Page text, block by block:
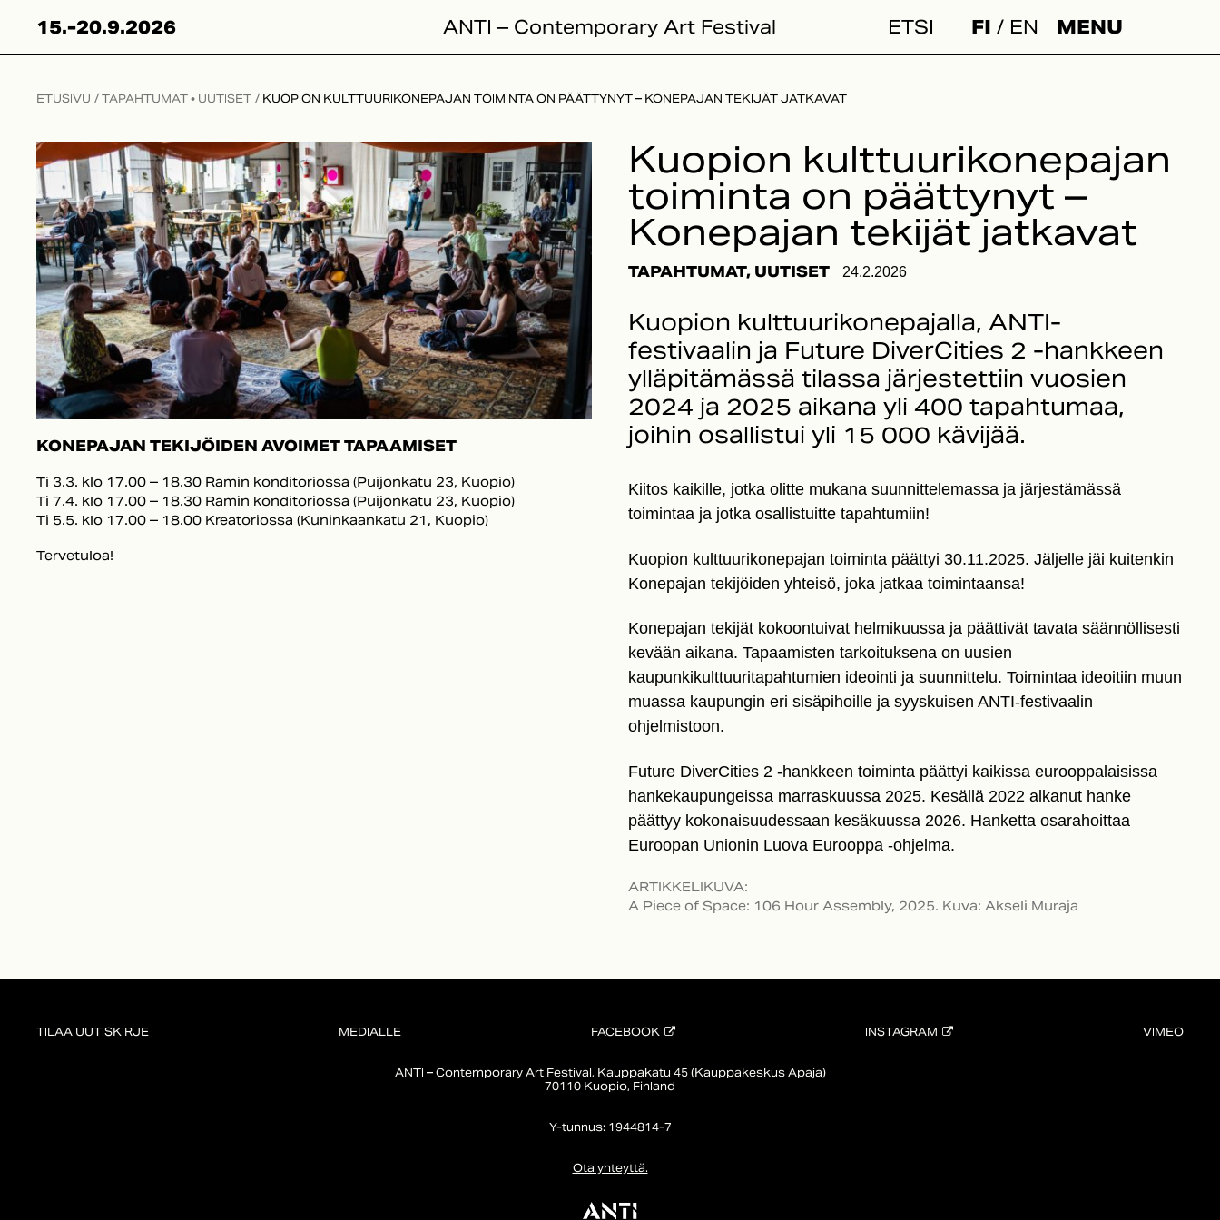
content
15.-20.9.2026 ANTI – Contemporary Art Festival FI EN MENU
ETUSIVU / TAPAHTUMAT • UUTISET / KUOPION KULTTUURIKONEPAJAN TOIMINTA ON PÄÄTTYNYT – KONEPAJAN TEKIJÄT JATKAVAT
KONEPAJAN TEKIJÖIDEN AVOIMET TAPAAMISET
Ti 3.3. klo 17.00 – 18.30 Ramin konditoriossa (Puijonkatu 23, Kuopio)
Ti 7.4. klo 17.00 – 18.30 Ramin konditoriossa (Puijonkatu 23, Kuopio)
Ti 5.5. klo 17.00 – 18.00 Kreatoriossa (Kuninkaankatu 21, Kuopio)
Tervetuloa!
Kuopion kulttuurikonepajan
toiminta on päättynyt –
Konepajan tekijät jatkavat
TAPAHTUMAT, UUTISET 24.2.2026
Kuopion kulttuurikonepajalla, ANTI-
festivaalin ja Future DiverCities 2 -hankkeen
ylläpitämässä tilassa järjestettiin vuosien
2024 ja 2025 aikana yli 400 tapahtumaa,
joihin osallistui yli 15 000 kävijää.
Kiitos kaikille, jotka olitte mukana suunnittelemassa ja järjestämässä
toimintaa ja jotka osallistuitte tapahtumiin!
Kuopion kulttuurikonepajan toiminta päättyi 30.11.2025. Jäljelle jäi kuitenkin
Konepajan tekijöiden yhteisö, joka jatkaa toimintaansa!
Konepajan tekijät kokoontuivat helmikuussa ja päättivät tavata säännöllisesti
kevään aikana. Tapaamisten tarkoituksena on uusien
kaupunkikulttuuritapahtumien ideointi ja suunnittelu. Toimintaa ideoitiin muun
muassa kaupungin eri sisäpihoille ja syyskuisen ANTI-festivaalin
ohjelmistoon.
Future DiverCities 2 -hankkeen toiminta päättyi kaikissa eurooppalaisissa
hankekaupungeissa marraskuussa 2025. Kesällä 2022 alkanut hanke
päättyy kokonaisuudessaan kesäkuussa 2026. Hanketta osarahoittaa
Euroopan Unionin Luova Eurooppa -ohjelma.
ARTIKKELIKUVA:
A Piece of Space: 106 Hour Assembly, 2025. Kuva: Akseli Muraja
TILAA UUTISKIRJE MEDIALLE FACEBOOK INSTAGRAM VIMEO
ANTI – Contemporary Art Festival, Kauppakatu 45 (Kauppakeskus Apaja)
70110 Kuopio, Finland
Y-tunnus: 1944814-7
Ota yhteyttä.